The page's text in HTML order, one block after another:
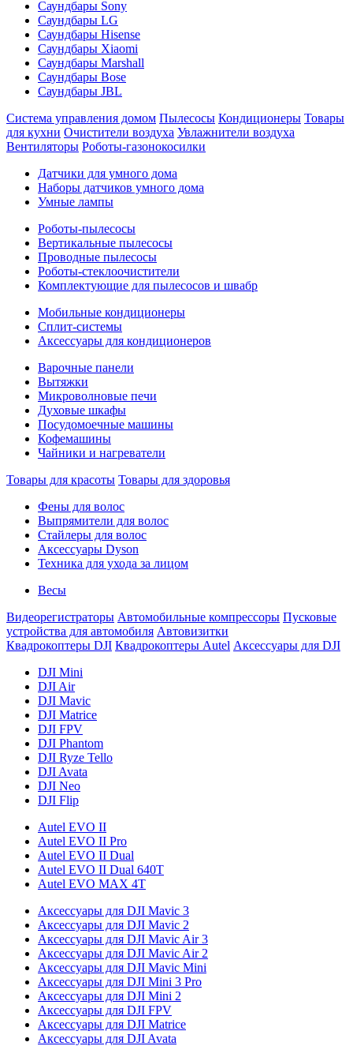
Саундбары Sony
Саундбары LG
Саундбары Hisense
Саундбары Xiaomi
Саундбары Marshall
Саундбары Bose
Саундбары JBL
Система управления домом Пылесосы Кондиционеры Товары
для кухни Очистители воздуха Увлажнители воздуха
Вентиляторы Роботы-газонокосилки
Датчики для умного дома
Наборы датчиков умного дома
Умные лампы
Роботы-пылесосы
Вертикальные пылесосы
Проводные пылесосы
Роботы-стеклоочистители
Комплектующие для пылесосов и швабр
Мобильные кондиционеры
Сплит-системы
Аксессуары для кондиционеров
Варочные панели
Вытяжки
Микроволновые печи
Духовые шкафы
Посудомоечные машины
Кофемашины
Чайники и нагреватели
Товары для красоты Товары для здоровья
Фены для волос
Выпрямители для волос
Стайлеры для волос
Аксессуары Dyson
Техника для ухода за лицом
Весы
Видеорегистраторы Автомобильные компрессоры Пусковые
устройства для автомобиля Автовизитки
Квадрокоптеры DJI Квадрокоптеры Autel Аксессуары для DJI
DJI Mini
DJI Air
DJI Mavic
DJI Matrice
DJI FPV
DJI Phantom
DJI Ryze Tello
DJI Avata
DJI Neo
DJI Flip
Autel EVO II
Autel EVO II Pro
Autel EVO II Dual
Autel EVO II Dual 640T
Autel EVO MAX 4T
Аксессуары для DJI Mavic 3
Аксессуары для DJI Mavic 2
Аксессуары для DJI Mavic Air 3
Аксессуары для DJI Mavic Air 2
Аксессуары для DJI Mavic Mini
Аксессуары для DJI Mini 3 Pro
Аксессуары для DJI Mini 2
Аксессуары для DJI FPV
Аксессуары для DJI Matrice
Аксессуары для DJI Avata